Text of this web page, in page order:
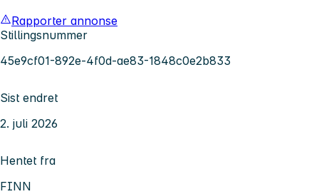
Rapporter annonse
Stillingsnummer
45e9cf01-892e-4f0d-ae83-1848c0e2b833
Sist endret
2. juli 2026
Hentet fra
FINN